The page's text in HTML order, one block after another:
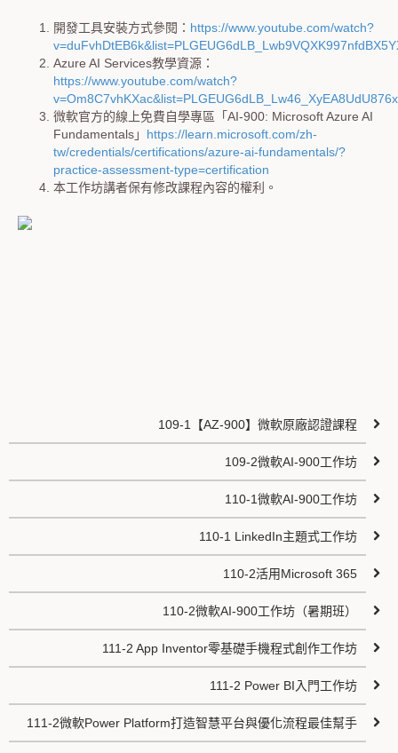
開發工具安裝方式參閱： https://www.youtube.com/watch?
Azure AI Services教學資源：
https://www.youtube.com/watch?
微軟官方的線上免費自學專區「AI-900: Microsoft Azure AI
Fundamentals」 https://learn.microsoft.com/zh-
tw/credentials/certifications/azure-ai-fundamentals/?
practice-assessment-type=certification
本工作坊講者保有修改課程內容的權利。
109-1【AZ-900】微軟​​​​原廠認證課程
109-2微軟AI-900工作坊
110-1微軟AI-900工作坊
110-1 LinkedIn主題式工作坊
110-2活用Microsoft 365
110-2微軟AI-900工作坊（暑期班）
111-2 App Inventor零基礎手機程式創作工作坊
111-2 Power BI入門工作坊
111-2微軟Power Platform打造智慧平台與優化流程最佳幫手